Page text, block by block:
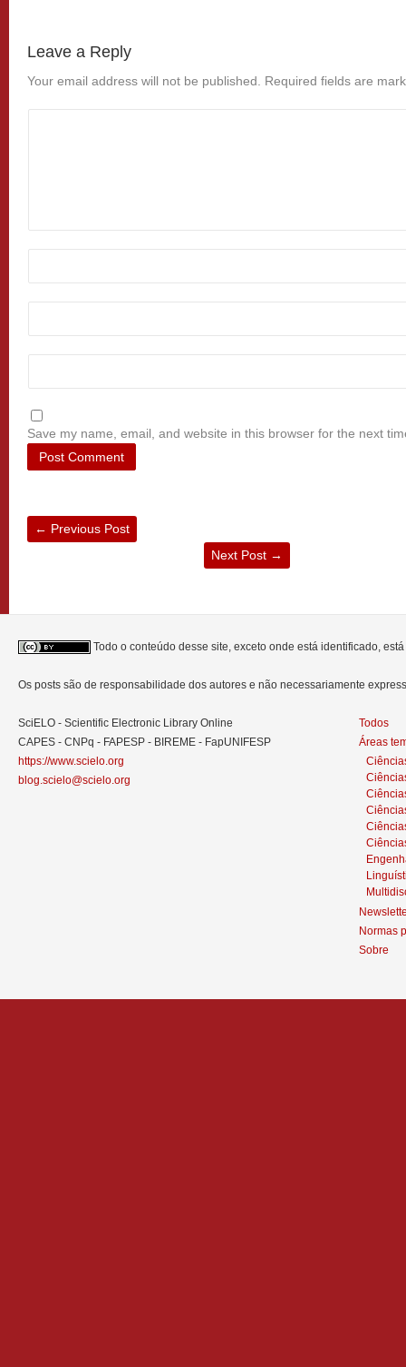
Leave a Reply
Your email address will not be published. Required fields are
Save my name, email, and website in this browser for the next
← Previous Post
Next Post →
Todo o conteúdo desse site, exceto onde está identificado,
Os posts são de responsabilidade dos autores e não necessariamente
SciELO - Scientific Electronic Library Online
CAPES - CNPq - FAPESP - BIREME - FapUNIFESP
https://www.scielo.org
blog.scielo@scielo.org
Todos
Áreas
Normas
Sobre